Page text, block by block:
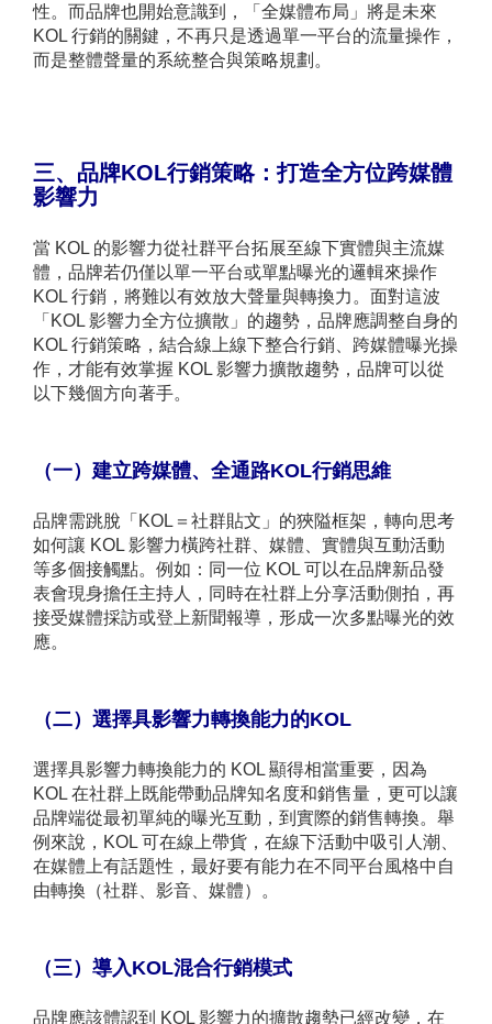
性。而品牌也開始意識到，「全媒體布局」將是未來
KOL 行銷的關鍵，不再只是透過單一平台的流量操作，
而是整體聲量的系統整合與策略規劃。
三、品牌KOL行銷策略：打造全方位跨媒體
影響力
當 KOL 的影響力從社群平台拓展至線下實體與主流媒
體，品牌若仍僅以單一平台或單點曝光的邏輯來操作
KOL 行銷，將難以有效放大聲量與轉換力。面對這波
「KOL 影響力全方位擴散」的趨勢，品牌應調整自身的
KOL 行銷策略，結合線上線下整合行銷、跨媒體曝光操
作，才能有效掌握 KOL 影響力擴散趨勢，品牌可以從
以下幾個方向著手。
（一）建立跨媒體、全通路KOL行銷思維
品牌需跳脫「KOL＝社群貼文」的狹隘框架，轉向思考
如何讓 KOL 影響力橫跨社群、媒體、實體與互動活動
等多個接觸點。例如：同一位 KOL 可以在品牌新品發
表會現身擔任主持人，同時在社群上分享活動側拍，再
接受媒體採訪或登上新聞報導，形成一次多點曝光的效
應。
（二）選擇具影響力轉換能力的KOL
選擇具影響力轉換能力的 KOL 顯得相當重要，因為
KOL 在社群上既能帶動品牌知名度和銷售量，更可以讓
品牌端從最初單純的曝光互動，到實際的銷售轉換。舉
例來說，KOL 可在線上帶貨，在線下活動中吸引人潮、
在媒體上有話題性，最好要有能力在不同平台風格中自
由轉換（社群、影音、媒體）。
（三）導入KOL混合行銷模式
品牌應該體認到 KOL 影響力的擴散趨勢已經改變，在